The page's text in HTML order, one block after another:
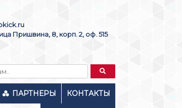
Пришвина, 8, корп. 2, оф. 515
ПАРТНЕРЫ КОНТАКТЫ